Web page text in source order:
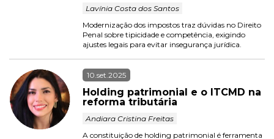
Lavínia Costa dos Santos
Modernização dos impostos traz dúvidas no Direito
Penal sobre tipicidade e competência, exigindo
ajustes legais para evitar insegurança jurídica.
10.set.2025
Holding patrimonial e o ITCMD na
reforma tributária
Andiara Cristina Freitas
A constituição de holding patrimonial é ferramenta